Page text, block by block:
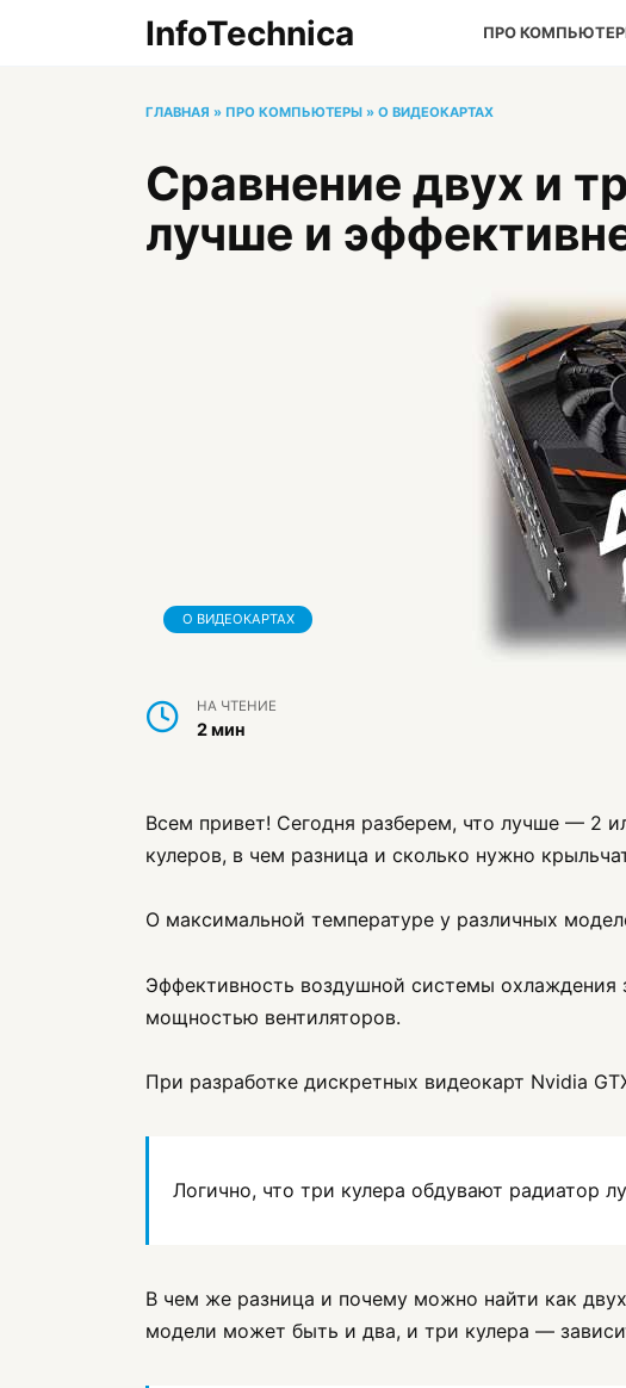
InfoTechnica ПРО
ГЛАВНАЯ » ПРО КОМПЬЮТЕРЫ » О ВИДЕОКАРТАХ
Сравнение двух и
лучше и
О ВИДЕОКАРТАХ
НА ЧТЕНИЕ
2 мин
Всем привет! Сегодня разберем, что лучше — 2
кулеров, в чем разница и сколько нужно
О максимальной температуре у различных
Эффективность воздушной системы охлаждения
мощностью вентиляторов.
При разработке дискретных видеокарт Nvidia
Логично, что три кулера обдувают радиатор
В чем же разница и почему можно найти как
модели может быть и два, и три кулера —